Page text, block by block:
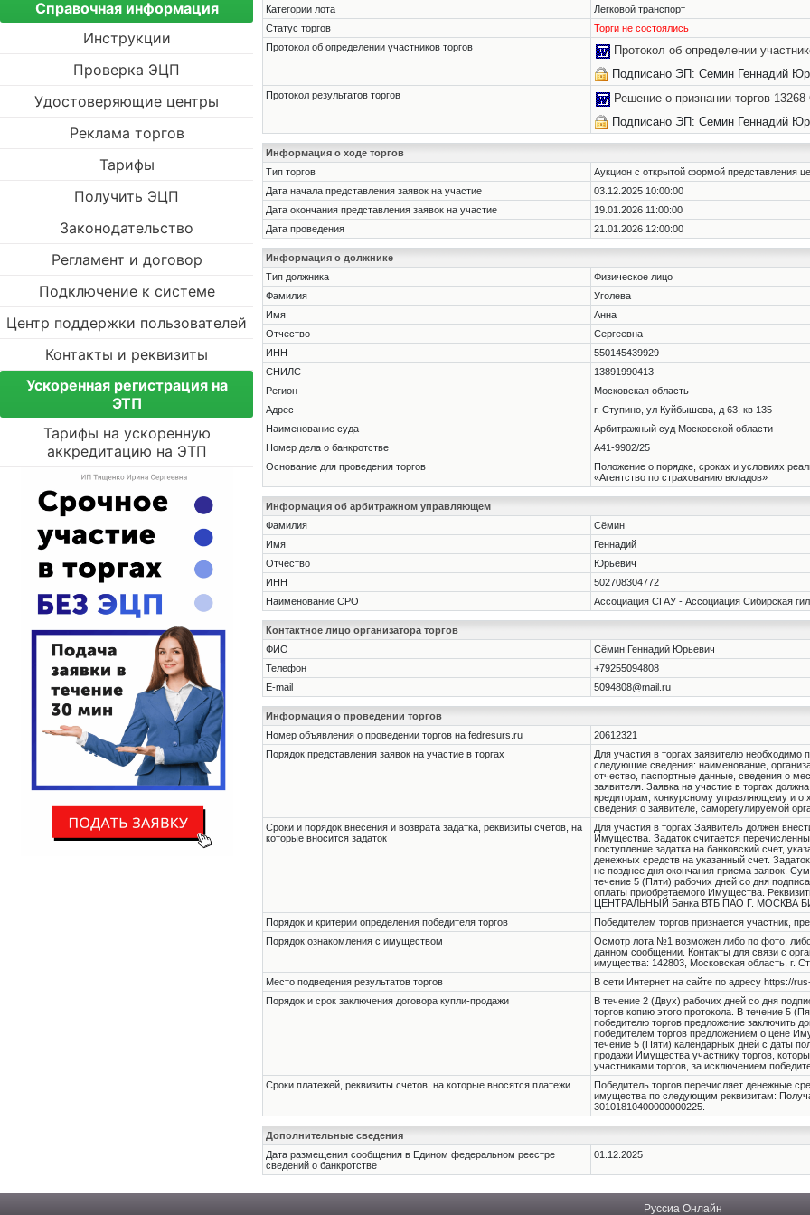
Справочная информация
Инструкции
Проверка ЭЦП
Удостоверяющие центры
Реклама торгов
Тарифы
Получить ЭЦП
Законодательство
Регламент и договор
Подключение к системе
Центр поддержки пользователей
Контакты и реквизиты
Ускоренная регистрация на
ЭТП
Тарифы на ускоренную
аккредитацию на ЭТП
Категории лота
Легковой транспорт
Статус торгов
Торги не состоялись
Протокол об определении участников торгов
Протокол об определении
Подписано ЭП: Семин Геннадий
Протокол результатов торгов
Решение о признании торгов
Подписано ЭП: Семин Геннадий
Информация о ходе торгов
Тип торгов
Аукцион с открытой формой представления
Дата начала представления заявок на участие
03.12.2025 10:00:00
Дата окончания представления заявок на участие
19.01.2026 11:00:00
Дата проведения
21.01.2026 12:00:00
Информация о должнике
Тип должника
Физическое лицо
Фамилия
Уголева
Имя
Анна
Отчество
Сергеевна
ИНН
550145439929
СНИЛС
13891990413
Регион
Московская область
Адрес
г. Ступино, ул Куйбышева, д 63, кв 135
Наименование суда
Арбитражный суд Московской области
Номер дела о банкротстве
А41-9902/25
Основание для проведения торгов
Положение о порядке, сроках и условиях
«Агентство по страхованию вкладов»
Информация об арбитражном управляющем
Фамилия
Сёмин
Имя
Геннадий
Отчество
Юрьевич
ИНН
502708304772
Наименование СРО
Ассоциация СГАУ - Ассоциация Сибирская
Контактное лицо организатора торгов
ФИО
Сёмин Геннадий Юрьевич
Телефон
+79255094808
E-mail
5094808@mail.ru
Информация о проведении торгов
Номер объявления о проведении торгов на fedresurs.ru
20612321
Порядок представления заявок на участие в торгах
Для участия в торгах заявителю необходимо
следующие сведения: наименование,
отчество, паспортные данные, сведения о
заявителя. Заявка на участие в торгах
кредиторам, конкурсному управляющему и о
сведения о заявителе, саморегулируемой
Сроки и порядок внесения и возврата задатка, реквизиты счетов, на
которые вносится задаток
Для участия в торгах Заявитель должен
Имущества. Задаток считается
поступление задатка на банковский счет,
денежных средств на указанный счет.
не позднее дня окончания приема заявок.
течение 5 (Пяти) рабочих дней со дня
оплаты приобретаемого Имущества.
ЦЕНТРАЛЬНЫЙ Банка ВТБ ПАО Г. МОСКВА
Порядок и критерии определения победителя торгов
Победителем торгов признается участник,
Порядок ознакомления с имуществом
Осмотр лота №1 возможен либо по фото,
данном сообщении. Контакты для связи с
имущества: 142803, Московская область, г.
Место подведения результатов торгов
В сети Интернет на сайте по адресу https://
Порядок и срок заключения договора купли-продажи
В течение 2 (Двух) рабочих дней со дня
торгов копию этого протокола. В течение 5
победителю торгов предложение заключить
победителем торгов предложением о цене
течение 5 (Пяти) календарных дней с даты
продажи Имущества участнику торгов,
участниками торгов, за исключением
Сроки платежей, реквизиты счетов, на которые вносятся платежи
Победитель торгов перечисляет денежные
имущества по следующим реквизитам:
30101810400000000225.
Дополнительные сведения
Дата размещения сообщения в Едином федеральном реестре
сведений о банкротстве
01.12.2025
Руссиа Онлайн